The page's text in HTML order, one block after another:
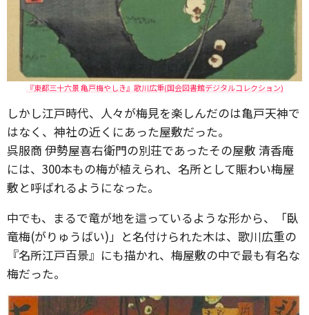
『東都三十六景 亀戸梅やしき』歌川広重(国会図書館デジタルコレクション)
しかし江戸時代、人々が梅見を楽しんだのは亀戸天神で
はなく、神社の近くにあった屋敷だった。
呉服商 伊勢屋喜右衛門の別荘であったその屋敷 清香庵
には、300本もの梅が植えられ、名所として賑わい梅屋
敷と呼ばれるようになった。
中でも、まるで竜が地を這っているような形から、「臥
竜梅(がりゅうばい)」と名付けられた木は、歌川広重の
『名所江戸百景』にも描かれ、梅屋敷の中で最も有名な
梅だった。